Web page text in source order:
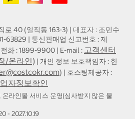
로 40 (일직동 163-3) | 대표자 : 조민수
63829 | 통신판매업 신고번호 : 제
화 : 1899-9900 | E-mail : 고객센터
/온라인) | 개인 정보 보호책임자 : 한
) | 호스팅제공자 :
자정보확인
라인몰 서비스 운영(심사받지 않은 물
- 2027.10.19